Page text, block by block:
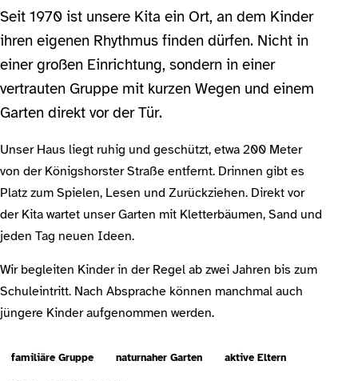
Seit 1970 ist unsere Kita ein Ort, an dem Kinder
ihren eigenen Rhythmus finden dürfen. Nicht in
einer großen Einrichtung, sondern in einer
vertrauten Gruppe mit kurzen Wegen und einem
Garten direkt vor der Tür.
Unser Haus liegt ruhig und geschützt, etwa 200 Meter
von der Königshorster Straße entfernt. Drinnen gibt es
Platz zum Spielen, Lesen und Zurückziehen. Direkt vor
der Kita wartet unser Garten mit Kletterbäumen, Sand und
jeden Tag neuen Ideen.
Wir begleiten Kinder in der Regel ab zwei Jahren bis zum
Schuleintritt. Nach Absprache können manchmal auch
jüngere Kinder aufgenommen werden.
familiäre Gruppe naturnaher Garten aktive Eltern